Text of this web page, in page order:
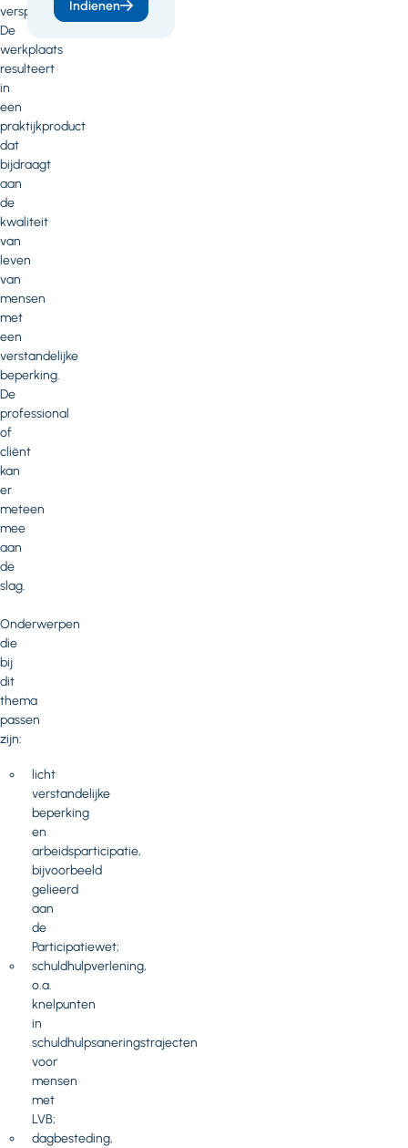
verspreid.
De
werkplaats
resulteert
in
een
praktijkproduct
dat
bijdraagt
aan
de
kwaliteit
van
leven
van
mensen
met
een
verstandelijke
beperking.
De
professional
of
cliënt
kan
er
meteen
mee
aan
de
slag.
Onderwerpen
die
bij
dit
thema
passen
zijn:
licht
verstandelijke
beperking
en
arbeidsparticipatie,
bijvoorbeeld
gelieerd
aan
de
Participatiewet;
schuldhulpverlening,
o.a.
knelpunten
in
schuldhulpsaneringstrajecten
voor
mensen
met
LVB;
dagbesteding,
Indienen